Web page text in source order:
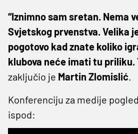
“Iznimno sam sretan. Nema
Svjetskog prvenstva. Velika
pogotovo kad znate koliko
klubova neće imati tu priliku.
zaključio je Martin Zlomislić.
Konferenciju za medije
ispod: